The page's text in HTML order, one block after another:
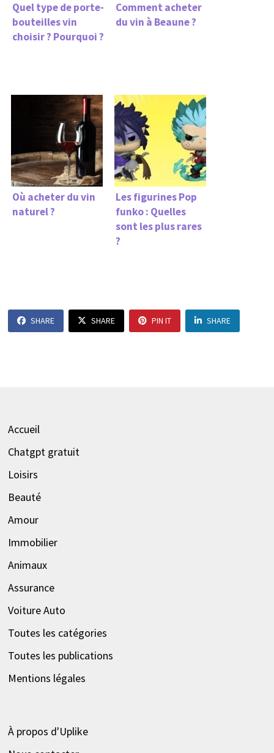
Quel type de porte-
bouteilles vin
choisir ? Pourquoi ?
Comment acheter
du vin à Beaune ?
Où acheter du vin
naturel ?
Les figurines Pop
funko : Quelles
sont les plus rares
?
SHARE SHARE PIN IT SHARE
Accueil
Chatgpt gratuit
Loisirs
Beauté
Amour
Immobilier
Animaux
Assurance
Voiture Auto
Toutes les catégories
Toutes les publications
Mentions légales
À propos d'Uplike